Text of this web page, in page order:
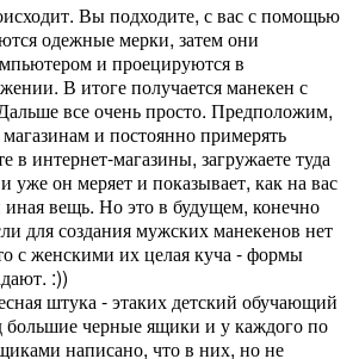
Вы подходите, с вас с помощью
одежные мерки, затем они
и проецируются в
В итоге получается манекен с
все очень просто. Предположим,
и постоянно примерять
в интернет-магазины, загружаете туда
уже он меряет и показывает, как на вас
иная вещь. Но это в будущем, конечно
для создания мужских манекенов нет
с женскими их целая куча - формы
:))
штука - этаких детский обучающий
большие черные ящики и у каждого по
написано, что в них, но не